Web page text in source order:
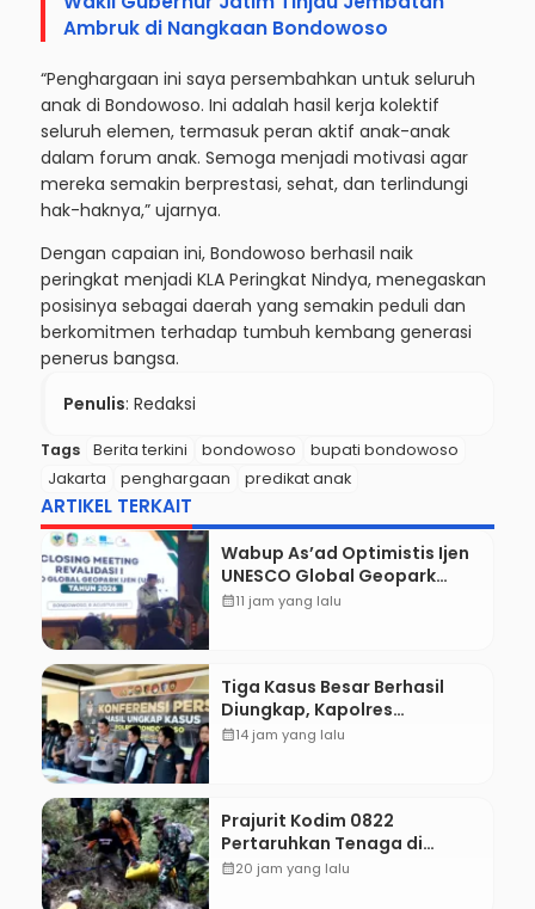
Ambruk di Nangkaan Bondowoso
“Penghargaan ini saya persembahkan untuk seluruh
anak di Bondowoso. Ini adalah hasil kerja kolektif
seluruh elemen, termasuk peran aktif anak-anak
dalam forum anak. Semoga menjadi motivasi agar
mereka semakin berprestasi, sehat, dan terlindungi
hak-haknya,” ujarnya.
Dengan capaian ini, Bondowoso berhasil naik
peringkat menjadi KLA Peringkat Nindya, menegaskan
posisinya sebagai daerah yang semakin peduli dan
berkomitmen terhadap tumbuh kembang generasi
penerus bangsa.
Penulis: Redaksi
Tags Berita terkini bondowoso
bupati bondowoso
Jakarta
penghargaan predikat anak
ARTIKEL TERKAIT
Wabup As’ad Optimistis Ijen
UNESCO Global Geopark
Pertahankan Status,
calendar_month11 jam yang lalu
Tiga Kasus Besar Berhasil
Diungkap, Kapolres
Bondowoso Tegaskan Tak
calendar_month14 jam yang lalu
Prajurit Kodim 0822
Pertaruhkan Tenaga di
Tebing Maut, Dua Jenazah
calendar_month20 jam yang lalu